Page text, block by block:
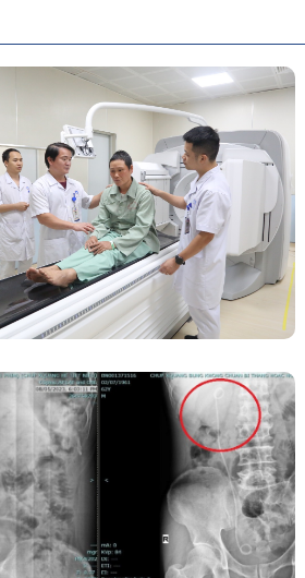
Thức Vận Hành Máy Xạ Hình
Mới Spect/CT Trong Chẩn
Và Điều Trị Ung Thư Tại Bệnh
Đa Khoa Tỉnh Phú Thọ
Tán Sỏi Qua Da Và Tán Sỏi
Mềm – Kỹ Thuật Cao Loại
Triệt Để Sỏi San Hô Thận